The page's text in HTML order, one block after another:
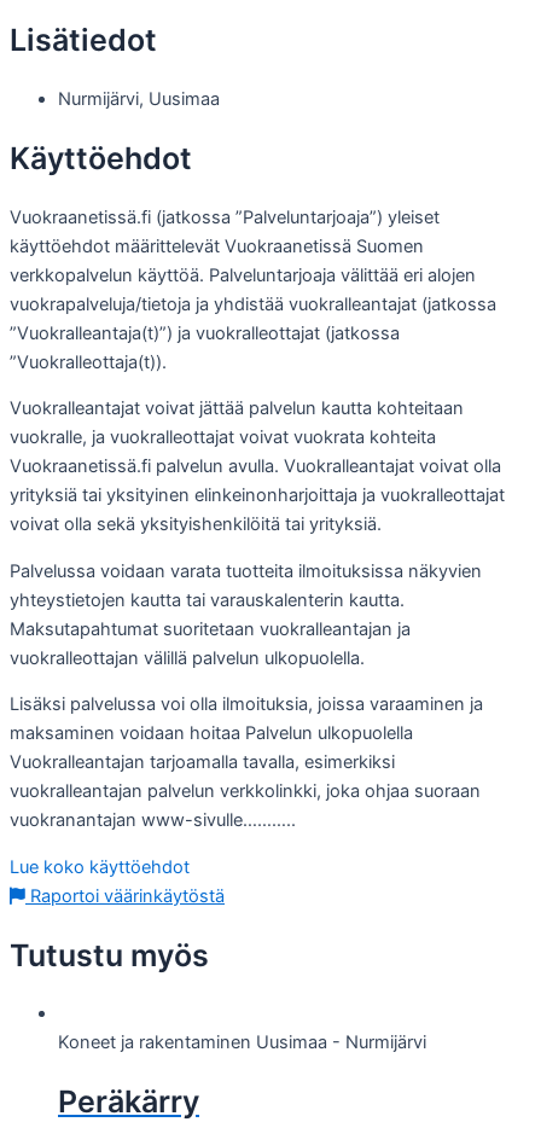
Lisätiedot
Nurmijärvi, Uusimaa
Käyttöehdot
Vuokraanetissä.fi (jatkossa ”Palveluntarjoaja”) yleiset
käyttöehdot määrittelevät Vuokraanetissä Suomen
verkkopalvelun käyttöä. Palveluntarjoaja välittää eri alojen
vuokrapalveluja/tietoja ja yhdistää vuokralleantajat (jatkossa
”Vuokralleantaja(t)”) ja vuokralleottajat (jatkossa
”Vuokralleottaja(t)).
Vuokralleantajat voivat jättää palvelun kautta kohteitaan
vuokralle, ja vuokralleottajat voivat vuokrata kohteita
Vuokraanetissä.fi palvelun avulla. Vuokralleantajat voivat olla
yrityksiä tai yksityinen elinkeinonharjoittaja ja vuokralleottajat
voivat olla sekä yksityishenkilöitä tai yrityksiä.
Palvelussa voidaan varata tuotteita ilmoituksissa näkyvien
yhteystietojen kautta tai varauskalenterin kautta.
Maksutapahtumat suoritetaan vuokralleantajan ja
vuokralleottajan välillä palvelun ulkopuolella.
Lisäksi palvelussa voi olla ilmoituksia, joissa varaaminen ja
maksaminen voidaan hoitaa Palvelun ulkopuolella
Vuokralleantajan tarjoamalla tavalla, esimerkiksi
vuokralleantajan palvelun verkkolinkki, joka ohjaa suoraan
vuokranantajan www-sivulle………..
Lue koko käyttöehdot
Raportoi väärinkäytöstä
Tutustu myös
Koneet ja rakentaminen Uusimaa - Nurmijärvi
Peräkärry